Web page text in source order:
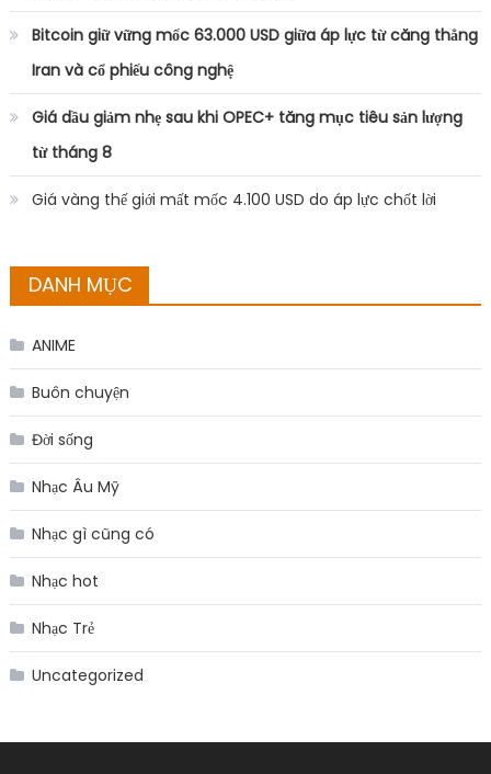
Bitcoin giữ vững mốc 63.000 USD giữa áp lực từ căng thẳng
Iran và cổ phiếu công nghệ
Giá dầu giảm nhẹ sau khi OPEC+ tăng mục tiêu sản lượng
từ tháng 8
Giá vàng thế giới mất mốc 4.100 USD do áp lực chốt lời
DANH MỤC
ANIME
Buôn chuyện
Đời sống
Nhạc Âu Mỹ
Nhạc gì cũng có
Nhạc hot
Nhạc Trẻ
Uncategorized